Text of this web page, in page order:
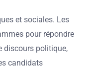
et sociales. Les
pour répondre
discours politique,
candidats